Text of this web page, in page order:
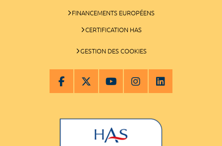
FINANCEMENTS EUROPÉENS
CERTIFICATION HAS
GESTION DES COOKIES